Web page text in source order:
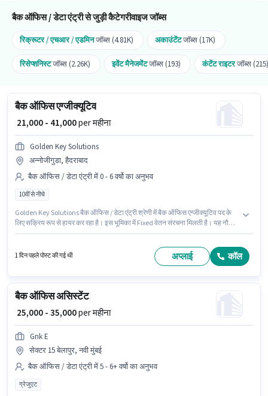
बैक ऑफिस / डेटा एंट्री से जुड़ी कैटेगरीवाइज जॉब्स
रिक्रूटर / एचआर / एडमिनजॉब्स (4.81K) अकाउंटेंटजॉब्स (17K)
रिसेप्शनिस्टजॉब्स (2.26K) इवेंट मैनेजमेंटजॉब्स (193) कंटेंट राइटरजॉब्स (215)
बैक ऑफिस एग्जीक्यूटिव
₹ 21,000 - 41,000per महीना
Golden Key Solutions
अन्नोजीगुडा, हैदराबाद
बैक ऑफिस / डेटा एंट्री में 0 - 6 वर्षो का अनुभव
10वीं से नीचे
Golden Key Solutions बैक ऑफिस / डेटा एंट्री श्रेणी में बैक ऑफिस एग्जीक्यूटिव पद के
लिए सक्रिय रूप से हायर कर रहा है। इस भूमिका में Fixed वेतन संरचना मिलती है। यह नौकरी
लिए उपयुक्त हैं।
1 दिन पहले पोस्ट की गई थी अप्लाई कॉल
बैक ऑफिस असिस्टेंट
₹ 25,000 - 35,000per महीना
Gnk E
सेक्टर 15 बेलापुर, नवी मुंबई
बैक ऑफिस / डेटा एंट्री में 5 - 6+ वर्षो का अनुभव
ग्रेजुएट